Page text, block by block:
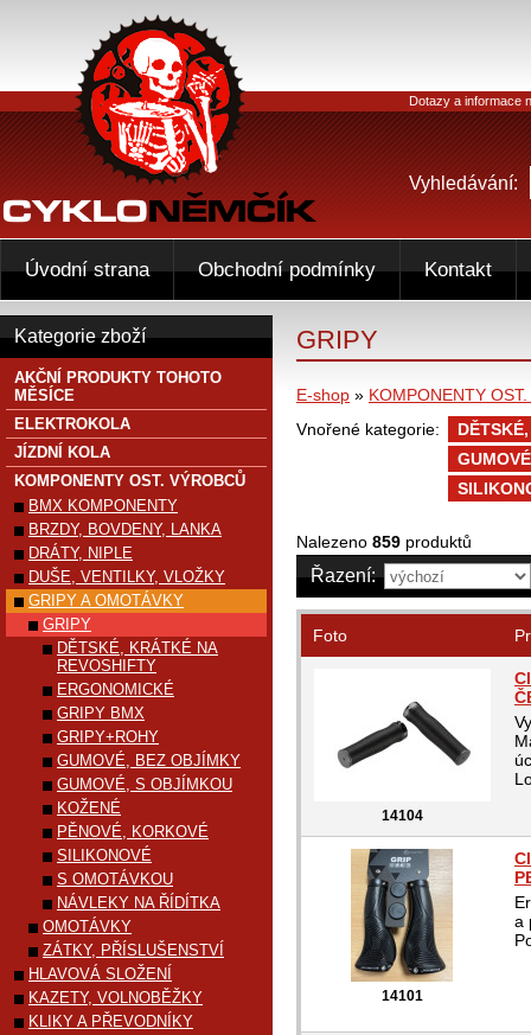
GRIPY
E-shop » KOMPONENTY
Vnořené kategorie:
Nalezeno 859 produktů
Řazení:
Foto
14104
14101
a
Kategorie zboží
AKČNÍ PRODUKTY TOHOTO
MĚSÍCE
ELEKTROKOLA
JÍZDNÍ KOLA
KOMPONENTY OST. VÝROBCŮ
BMX KOMPONENTY
BRZDY, BOVDENY, LANKA
DRÁTY, NIPLE
DUŠE, VENTILKY, VLOŽKY
GRIPY A OMOTÁVKY
GRIPY
DĚTSKÉ, KRÁTKÉ NA
REVOSHIFTY
ERGONOMICKÉ
GRIPY BMX
GRIPY+ROHY
GUMOVÉ, BEZ OBJÍMKY
GUMOVÉ, S OBJÍMKOU
KOŽENÉ
PĚNOVÉ, KORKOVÉ
SILIKONOVÉ
S OMOTÁVKOU
NÁVLEKY NA ŘÍDÍTKA
OMOTÁVKY
ZÁTKY, PŘÍSLUŠENSTVÍ
HLAVOVÁ SLOŽENÍ
KAZETY, VOLNOBĚŽKY
KLIKY A PŘEVODNÍKY
Dotazy a informace
Vyhledávání:
Úvodní strana Obchodní podmínky Kontakt